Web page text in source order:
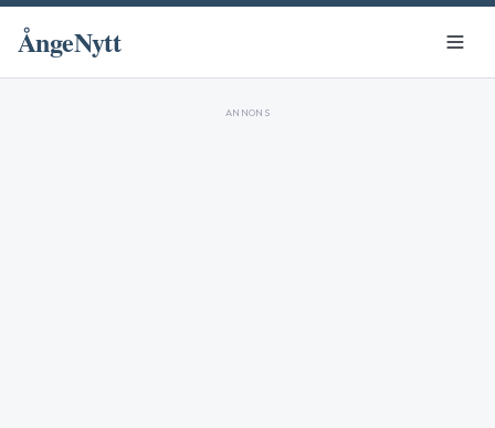
ÅngeNytt
ANNONS